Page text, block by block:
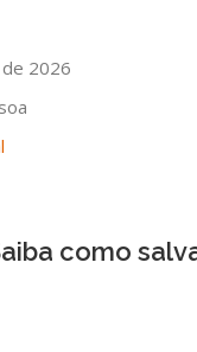
2026
como